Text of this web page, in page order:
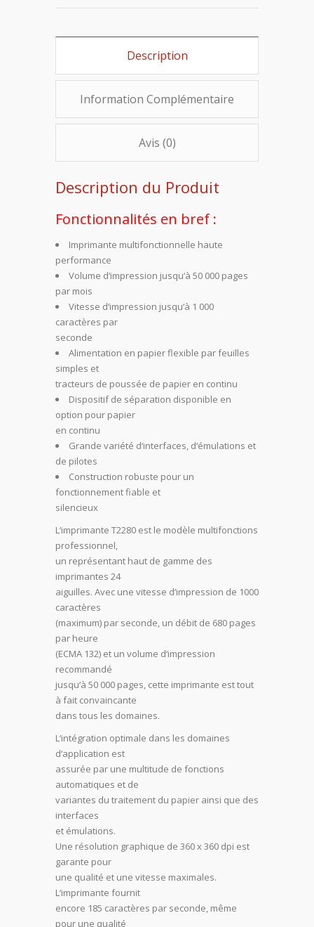
Description
Information Complémentaire
Avis (0)
Description du Produit
Fonctionnalités en bref :
Imprimante multifonctionnelle haute
performance
Volume d‘impression jusqu‘à 50 000 pages
par mois
Vitesse d‘impression jusqu‘à 1 000
caractères par
seconde
Alimentation en papier flexible par feuilles
simples et
tracteurs de poussée de papier en continu
Dispositif de séparation disponible en
option pour papier
en continu
Grande variété d‘interfaces, d‘émulations et
de pilotes
Construction robuste pour un
fonctionnement fiable et
silencieux
L‘imprimante T2280 est le modèle multifonctions
professionnel,
un représentant haut de gamme des
imprimantes 24
aiguilles. Avec une vitesse d‘impression de 1000
caractères
(maximum) par seconde, un débit de 680 pages
par heure
(ECMA 132) et un volume d‘impression
recommandé
jusqu‘à 50 000 pages, cette imprimante est tout
à fait convaincante
dans tous les domaines.
L‘intégration optimale dans les domaines
d‘application est
assurée par une multitude de fonctions
automatiques et de
variantes du traitement du papier ainsi que des
interfaces
et émulations.
Une résolution graphique de 360 x 360 dpi est
garante pour
une qualité et une vitesse maximales.
L‘imprimante fournit
encore 185 caractères par seconde, même
pour une qualité